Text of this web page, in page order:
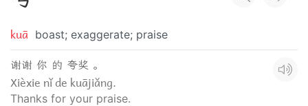
kuā boast; exaggerate; praise
谢谢 你 的 夸奖 。
Xièxie nǐ de kuājiǎng.
Thanks for your praise.